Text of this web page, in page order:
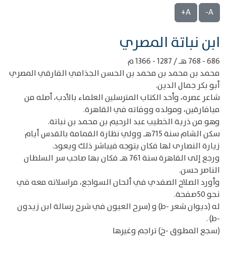
A-
A+
‌‌ابن نباتة المصري
686 - 768 هـ / 1287 - 1366 م
محمد بن محمد بن محمد بن الحسن الجذامي الفارقي المصري
أبو بكر جمال الدين.
شاعر عصره، وأحد الكتاب المترسلين العلماء بالأدب، أصله من
ميافارقين، ومولده ووفاته في القاهرة.
وهو من ذرية الخطيب عبد الرحيم بن محمد بن نباتة.
سكن الشام سنة 715هـ‍ وولي نظارة القمامة بالقدس أيام
زيارة النصارى لها فكان يتوجه فيباشر ذلك ويعود.
ورجع إلى القاهرة سنة 761 هـ فكان بها صاحب سر السلطان
الناصر حسن.
وأورد الصلاح الصفدي في ألحان السواجع، مراسلاته معه في
نحو 50صفحة.
له (ديوان شعر -ط) و (سرح العيون في شرح رسالة ابن زيدون
-ط) .
(سجع المطوق -خ) تراجم وغيرها